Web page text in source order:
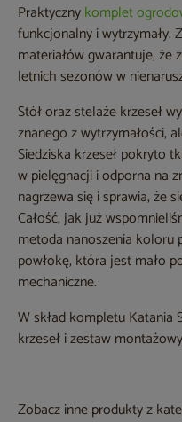
Praktycznykomplet
funkcjonalny i wytrzymały.
materiałów gwarantuje,
letnich sezonów w
Stół oraz stelaże krzeseł
znanego z wytrzymałości,
Siedziska krzeseł pokryto
w pielęgnacji i odporna na
nagrzewa się i sprawia, że
Całość, jak już
metoda nanoszenia koloru
powłokę, która jest mało
mechaniczne.
W skład kompletu Katania
krzeseł i zestaw
Zobacz inne produkty z